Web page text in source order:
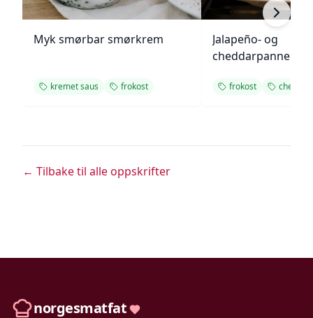
Myk smørbar smørkrem
kremet saus frokost
Jalapeño- og
frokost cheddar
← Tilbake til alle oppskrifter
norgesmatfat